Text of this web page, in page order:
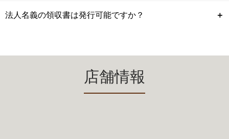
法人名義の領収書は発行可能ですか？ ＋
店舗情報